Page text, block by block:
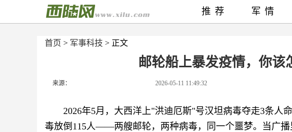
首页 > 军事科技 > 正文
邮轮船上暴发疫情，你该
来源： 2026-05-11 11:49:32
2026年5月，大西洋上"洪迪厄斯"号汉坦病毒夺走3条人
毒放倒115人——两艘邮轮，两种病毒，同一个噩梦。当广
推荐 军情